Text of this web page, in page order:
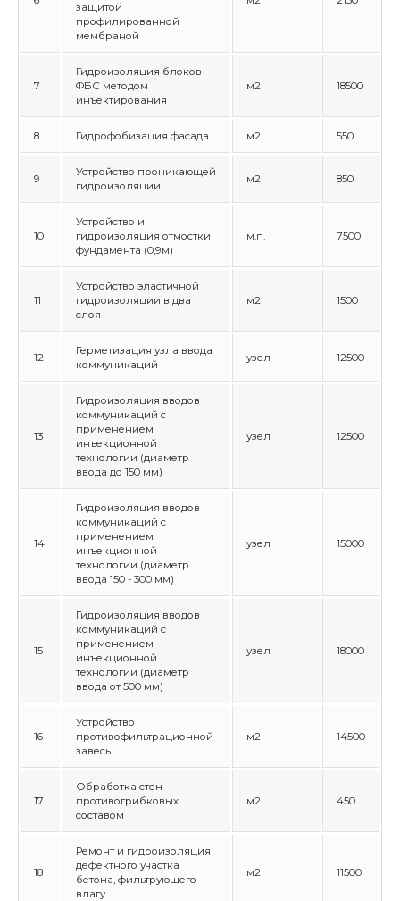
защитой
профилированной
мембраной
7
Гидроизоляция блоков
ФБС методом
инъектирования
м2 18500
8 Гидрофобизация фасада м2 550
9
Устройство проникающей
гидроизоляции
м2 850
10
Устройство и
гидроизоляция отмостки
фундамента (0,9м)
м.п. 7500
11
Устройство эластичной
гидроизоляции в два
слоя
м2 1500
12
Герметизация узла ввода
коммуникаций
узел 12500
13
Гидроизоляция вводов
коммуникаций с
применением
инъекционной
технологии (диаметр
ввода до 150 мм)
узел 12500
14
Гидроизоляция вводов
коммуникаций с
применением
инъекционной
технологии (диаметр
ввода 150 - 300 мм)
узел 15000
15
Гидроизоляция вводов
коммуникаций с
применением
инъекционной
технологии (диаметр
ввода от 500 мм)
узел 18000
16
Устройство
противофильтрационной
завесы
м2 14500
17
Обработка стен
противогрибковых
составом
м2 450
18
Ремонт и гидроизоляция
дефектного участка
бетона, фильтрующего
влагу
м2 11500